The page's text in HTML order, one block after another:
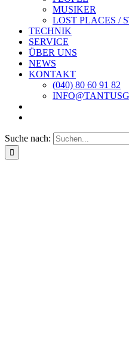
MUSIKER
LOST PLACES /
TECHNIK
SERVICE
ÜBER UNS
NEWS
KONTAKT
(040) 80 60 91 82
Suche nach: